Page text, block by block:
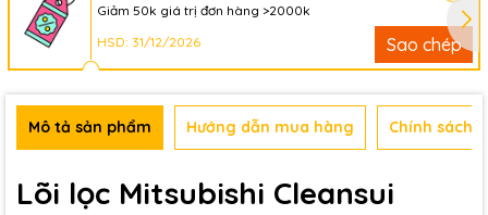
Giảm 50k giá trị đơn hàng >2000k
HSD: 31/12/2026
Sao chép
Mô tả sản phẩm Hướng dẫn mua hàng Chính sách
Lõi lọc Mitsubishi Cleansui